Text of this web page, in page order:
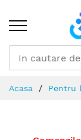
Continut
Acasa Pentru